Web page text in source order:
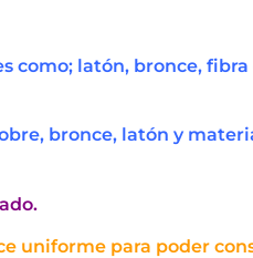
como; latón, bronce,
bronce, latón y
uniforme para poder